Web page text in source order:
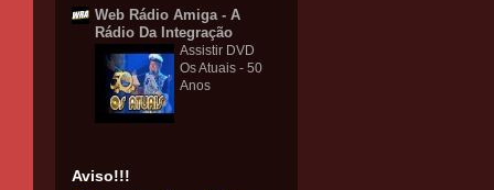
Web Rádio Amiga - A
Rádio Da Integração
Assistir DVD
Os Atuais - 50
Anos
Aviso!!!